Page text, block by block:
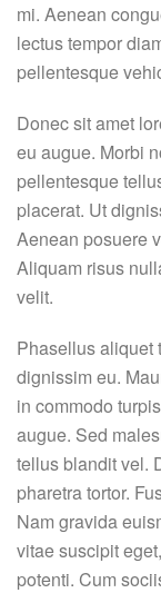
mi. Aenean
lectus tempor
pellentesque
Donec sit amet
eu augue. Morbi
pellentesque
placerat. Ut
Aenean posuere
Aliquam risus
velit.
Phasellus aliquet
dignissim eu.
in commodo
augue. Sed
tellus blandit vel.
pharetra tortor.
Nam gravida
vitae suscipit
potenti. Cum